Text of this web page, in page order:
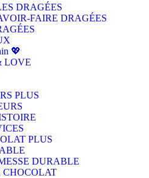
DRAGÉES
FAIRE DRAGÉES
💖
LOVE
PLUS
PLUS
DURABLE
CHOCOLAT